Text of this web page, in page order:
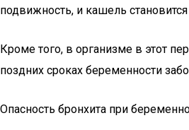
подвижность, и кашель
Кроме того, в организме в этот
поздних сроках беременности
Опасность бронхита при